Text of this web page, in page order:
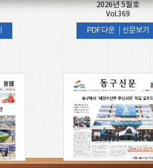
2026년 5월호
Vol.369
PDF 다운 신문보기